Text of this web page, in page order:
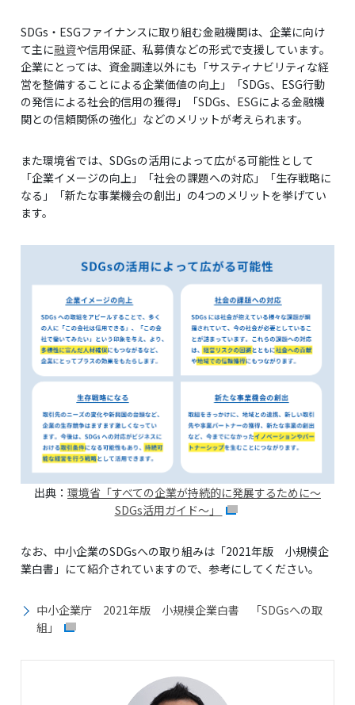
SDGs・ESGファイナンスに取り組む金融機関は、企業に向け
て主に融資や信用保証、私募債などの形式で支援しています。
企業にとっては、資金調達以外にも「サスティナビリティな経
営を整備することによる企業価値の向上」「SDGs、ESG行動
の発信による社会的信用の獲得」「SDGs、ESGによる金融機
関との信頼関係の強化」などのメリットが考えられます。
また環境省では、SDGsの活用によって広がる可能性として
「企業イメージの向上」「社会の課題への対応」「生存戦略に
なる」「新たな事業機会の創出」の4つのメリットを挙げてい
ます。
出典： 環境省「すべての企業が持続的に発展するために～
SDGs活用ガイド～」
なお、中小企業のSDGsへの取り組みは「2021年版 小規模企
業白書」にて紹介されていますので、参考にしてください。
中小企業庁 2021年版 小規模企業白書 「SDGsへの取
組」